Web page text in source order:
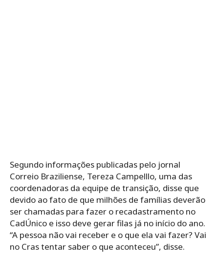
Segundo informações publicadas pelo jornal
Correio Braziliense, Tereza Campelllo, uma das
coordenadoras da equipe de transição, disse que
devido ao fato de que milhões de famílias deverão
ser chamadas para fazer o recadastramento no
CadÚnico e isso deve gerar filas já no início do ano.
“A pessoa não vai receber e o que ela vai fazer? Vai
no Cras tentar saber o que aconteceu”, disse.